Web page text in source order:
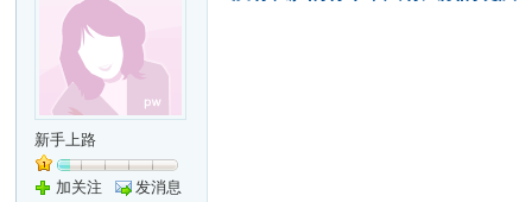
新手上路
加关注 发消息